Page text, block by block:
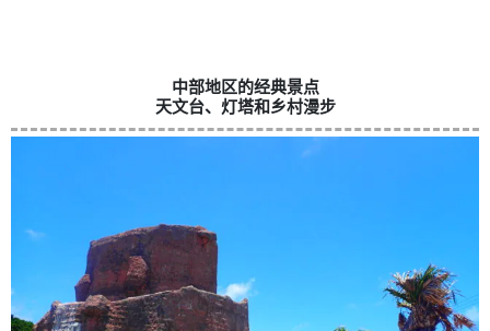
中部地区的经典景点
天文台、灯塔和乡村漫步